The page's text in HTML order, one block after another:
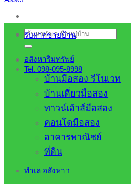
ค้นหา:
Tel. 098-095-8998
รับฝากขายบ้าน
อสังหาริมทรัพย์
บ้านมือสอง รีโนเวท
บ้านเดี่ยวมือสอง
ทาวน์เฮ้าส์มือสอง
คอนโดมือสอง
อาคารพาณิชย์
ที่ดิน
ทำเล อสังหาฯ